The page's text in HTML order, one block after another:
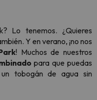
Lo tenemos. ¿Quieres
Y en verano, ¡no nos
! Muchos de nuestros
para que puedas
tobogán de agua sin